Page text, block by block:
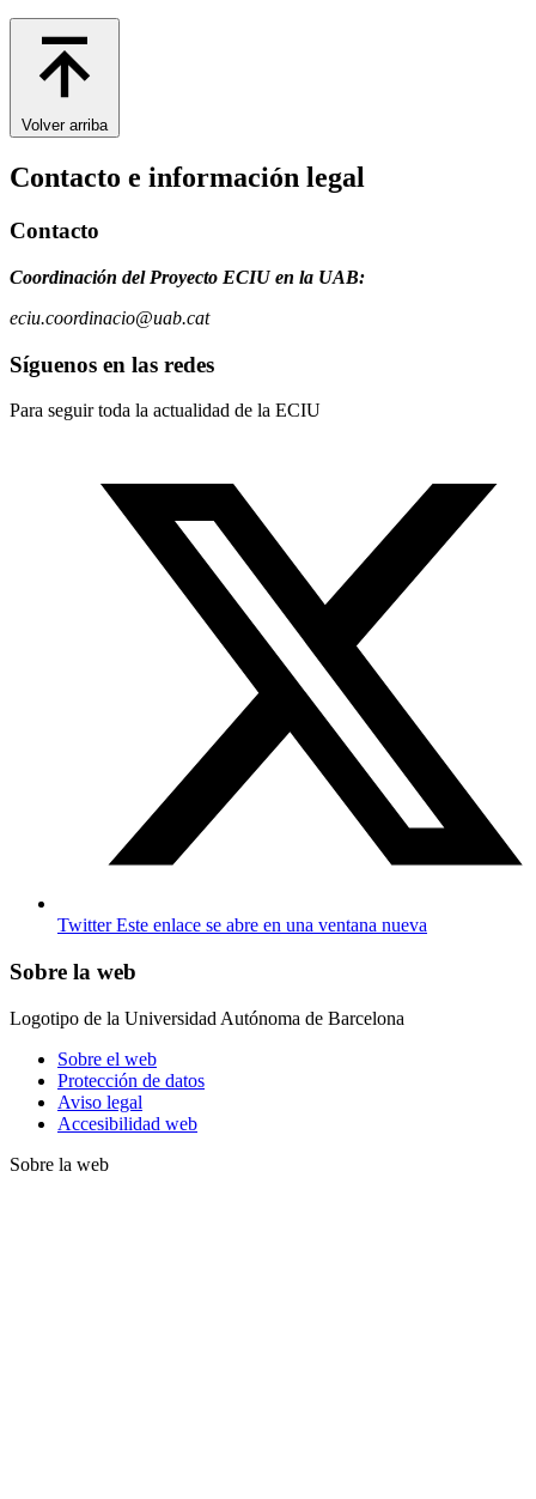
Volver arriba
Contacto e información legal
Contacto
Coordinación del Proyecto ECIU en la UAB:
eciu.coordinacio@uab.cat
Síguenos en las redes
Para seguir toda la actualidad de la ECIU
TwitterEste enlace se abre en una ventana nueva
Sobre la web
Logotipo de la Universidad Autónoma de Barcelona
Sobre el web
Protección de datos
Aviso legal
Accesibilidad web
Sobre la web